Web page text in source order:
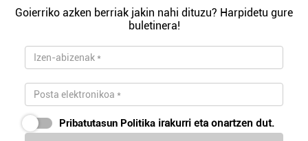
Goierriko azken berriak jakin nahi dituzu? Harpidetu gure
buletinera!
Pribatutasun Politika irakurri eta onartzen dut.